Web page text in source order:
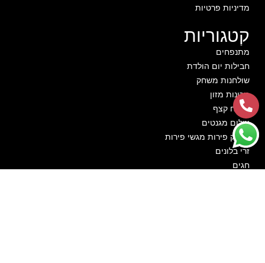
מדיניות פרטיות
קטגוריות
מתנפחים
חבילות יום הולדת
שולחנות משחק
מכונות מזון
תותח קצף
צילום מגנטים
קייאק פירות מגשי פירות
זרי בלונים
חגים